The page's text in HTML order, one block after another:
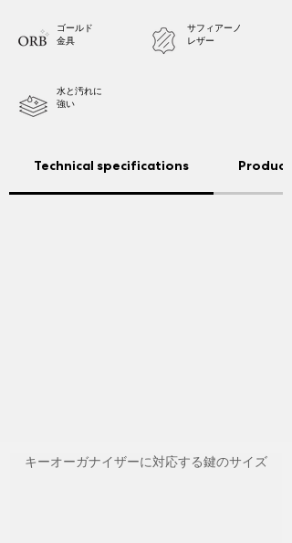
ゴールド
金具
水と汚れに
強い
サフィアーノ
レザー
Technical specifications Product
キーオーガナイザーに対応する鍵のサイズ